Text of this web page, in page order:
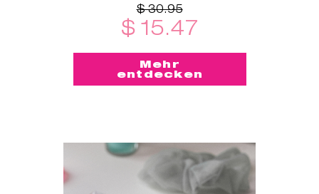
$ 30.95
$ 15.47
Mehr
entdecken